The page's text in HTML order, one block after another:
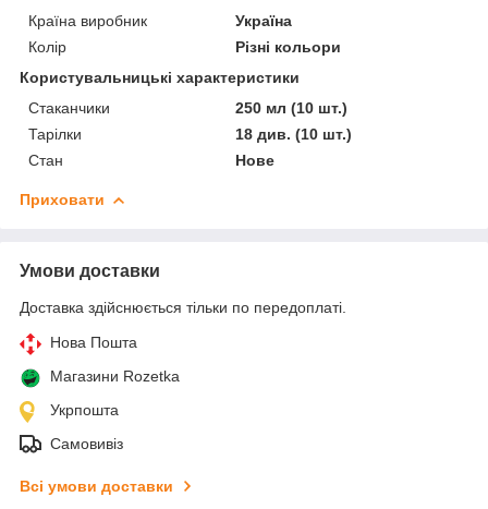
Країна виробник
Україна
Колір
Різні кольори
Користувальницькі характеристики
Стаканчики
250 мл (10 шт.)
Тарілки
18 див. (10 шт.)
Стан
Нове
Приховати
Умови доставки
Доставка здійснюється тільки по передоплаті.
Нова Пошта
Магазини Rozetka
Укрпошта
Самовивіз
Всі умови доставки